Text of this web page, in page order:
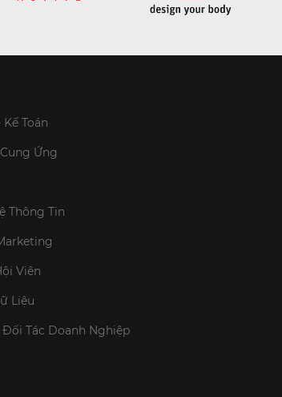
Toán
Ứng
Thông Tin
Viên
Liệu
Đối Tác Doanh Nghiệp